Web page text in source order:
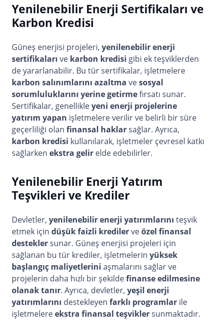
Yenilenebilir Enerji Sertifikaları ve
Karbon Kredisi
Güneş enerjisi projeleri, yenilenebilir enerji
sertifikaları ve karbon kredisi gibi ek teşviklerden
de yararlanabilir. Bu tür sertifikalar, işletmelere
karbon salınımlarını azaltma vesosyal
sorumluluklarını yerine getirmefırsatı sunar.
Sertifikalar, genellikleyeni enerji projelerine
yatırım yapan işletmelere verilir ve belirli bir süre
geçerliliği olan finansal haklarsağlar. Ayrıca,
karbon kredisi kullanılarak, işletmeler çevresel katkı
sağlarken ekstra gelir elde edebilirler.
Yenilenebilir Enerji Yatırım
Teşvikleri ve Krediler
Devletler, yenilenebilir enerji yatırımlarını teşvik
etmek için düşük faizli kredilerveözel finansal
desteklersunar. Güneş enerjisi projeleri için
sağlanan bu tür krediler, işletmelerin yüksek
başlangıç maliyetlerini aşmalarını sağlar ve
projelerin daha hızlı bir şekildefinanse edilmesine
olanak tanır. Ayrıca, devletler, yeşil enerji
yatırımlarını destekleyen farklı programlar ile
işletmelereekstra finansal teşviklersunmaktadır.